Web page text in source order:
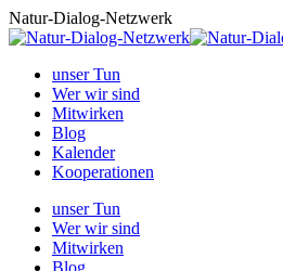
Zum
Inhalt
Natur-Dialog-Netzwerk
unser Tun
Wer wir sind
Mitwirken
Blog
Kalender
Kooperationen
unser Tun
Wer wir sind
Mitwirken
Blog